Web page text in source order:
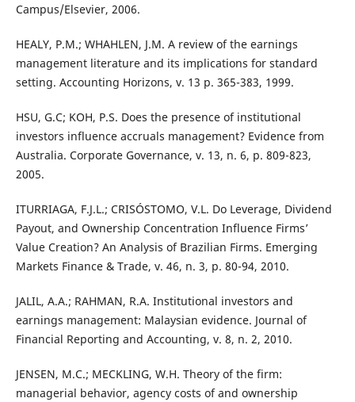
Campus/Elsevier, 2006.
HEALY, P.M.; WHAHLEN, J.M. A review of the earnings
management literature and its implications for standard
setting. Accounting Horizons, v. 13 p. 365-383, 1999.
HSU, G.C; KOH, P.S. Does the presence of institutional
investors influence accruals management? Evidence from
Australia. Corporate Governance, v. 13, n. 6, p. 809-823,
2005.
ITURRIAGA, F.J.L.; CRISÓSTOMO, V.L. Do Leverage, Dividend
Payout, and Ownership Concentration Influence Firms’
Value Creation? An Analysis of Brazilian Firms. Emerging
Markets Finance & Trade, v. 46, n. 3, p. 80-94, 2010.
JALIL, A.A.; RAHMAN, R.A. Institutional investors and
earnings management: Malaysian evidence. Journal of
Financial Reporting and Accounting, v. 8, n. 2, 2010.
JENSEN, M.C.; MECKLING, W.H. Theory of the firm:
managerial behavior, agency costs of and ownership